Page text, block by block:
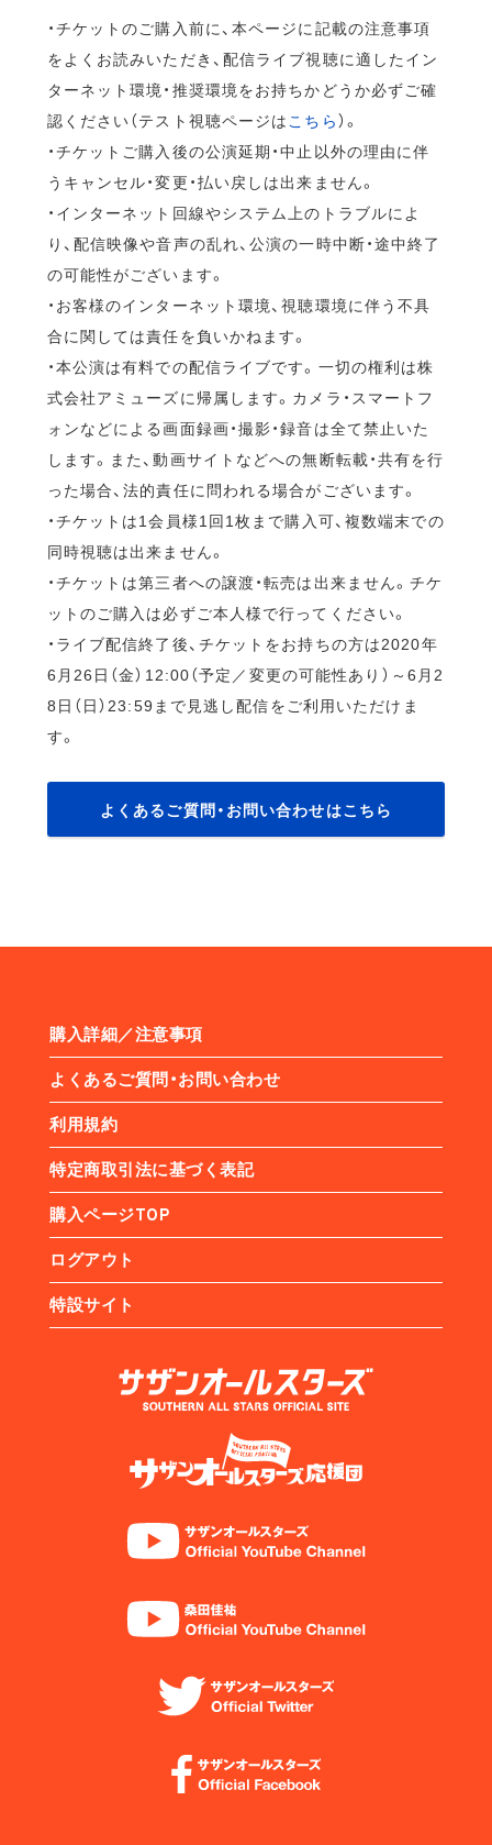
・チケットのご購入前に、本ページに記載の注意事項
をよくお読みいただき、配信ライブ視聴に適したイン
ターネット環境・推奨環境をお持ちかどうか必ずご確
認ください（テスト視聴ページは こちら）。
・チケットご購入後の公演延期・中止以外の理由に伴
うキャンセル・変更・払い戻しは出来ません。
・インターネット回線やシステム上のトラブルによ
り、配信映像や音声の乱れ、公演の一時中断・途中終了
の可能性がございます。
・お客様のインターネット環境、視聴環境に伴う不具
合に関しては責任を負いかねます。
・本公演は有料での配信ライブです。一切の権利は株
式会社アミューズに帰属します。カメラ・スマートフ
ォンなどによる画面録画・撮影・録音は全て禁止いた
します。また、動画サイトなどへの無断転載・共有を行
った場合、法的責任に問われる場合がございます。
・チケットは1会員様1回1枚まで購入可、複数端末での
同時視聴は出来ません。
・チケットは第三者への譲渡・転売は出来ません。チケ
ットのご購入は必ずご本人様で行ってください。
・ライブ配信終了後、チケットをお持ちの方は2020年
6月26日（金）12:00（予定／変更の可能性あり）～6月2
8日（日）23:59まで見逃し配信をご利用いただけま
す。
よくあるご質問・お問い合わせはこちら
購入詳細／注意事項
よくあるご質問・お問い合わせ
利用規約
特定商取引法に基づく表記
購入ページTOP
ログアウト
特設サイト